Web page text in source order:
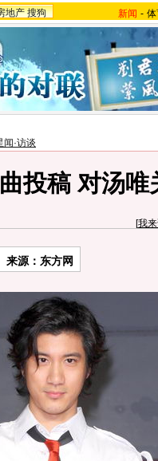
地产 搜狗 新闻 -
闻·访谈
投稿 对汤唯
[我
来源：东方网